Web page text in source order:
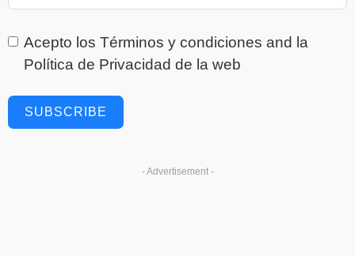
Acepto los Términos y condiciones and la
Política de Privacidad de la web
SUBSCRIBE
- Advertisement -